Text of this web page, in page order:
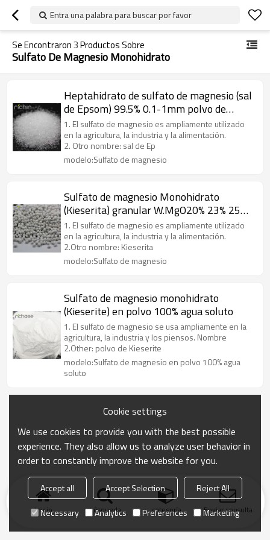
Entra una palabra para buscar por favor
Se Encontraron3Productos Sobre
Sulfato De Magnesio Monohidrato
Heptahidrato de sulfato de magnesio (sal
de Epsom) 99.5% 0.1-1mm polvo de
cristal
1. El sulfato de magnesio es ampliamente utilizado
en la agricultura, la industria y la alimentación.
2. Otro nombre: sal de Ep
modelo:Sulfato de magnesio
Sulfato de magnesio Monohidrato
(Kieserita) granular W.MgO20% 23% 25%
min
1. El sulfato de magnesio es ampliamente utilizado
en la agricultura, la industria y la alimentación.
2.Otro nombre: Kieserita
modelo:Sulfato de magnesio
Sulfato de magnesio monohidrato
(Kieserite) en polvo 100% agua soluto
1. El sulfato de magnesio se usa ampliamente en la
agricultura, la industria y los piensos. Nombre
2.Other: polvo de Kieserite
modelo:Sulfato de magnesio en polvo 100% agua
soluto
Inicio búsqueda categoría Enviar consulta
Cookie settings
We use cookies to provide you with the best possible
experience. They also allow us to analyze user behavior in
order to constantly improve the website for you.
Accept all Accept Selection
Reject All
Necessary
Analytics Preferences Marketing